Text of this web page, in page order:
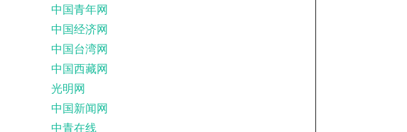
中国青年网
中国经济网
中国台湾网
中国西藏网
光明网
中国新闻网
中青在线